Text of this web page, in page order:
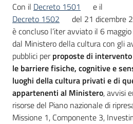
Seguici
su
Con il Decreto 1501
e il
Decreto 1502
del 21 dicembre
è concluso l’iter avviato il 6
dal Ministero della cultura con gli
pubblici perproposte di
le barriere fisiche, cognitive e
luoghi della cultura privati e di
appartenenti al Ministero, avvisi
risorse del Piano nazionale di
Missione 1, Componente 3,